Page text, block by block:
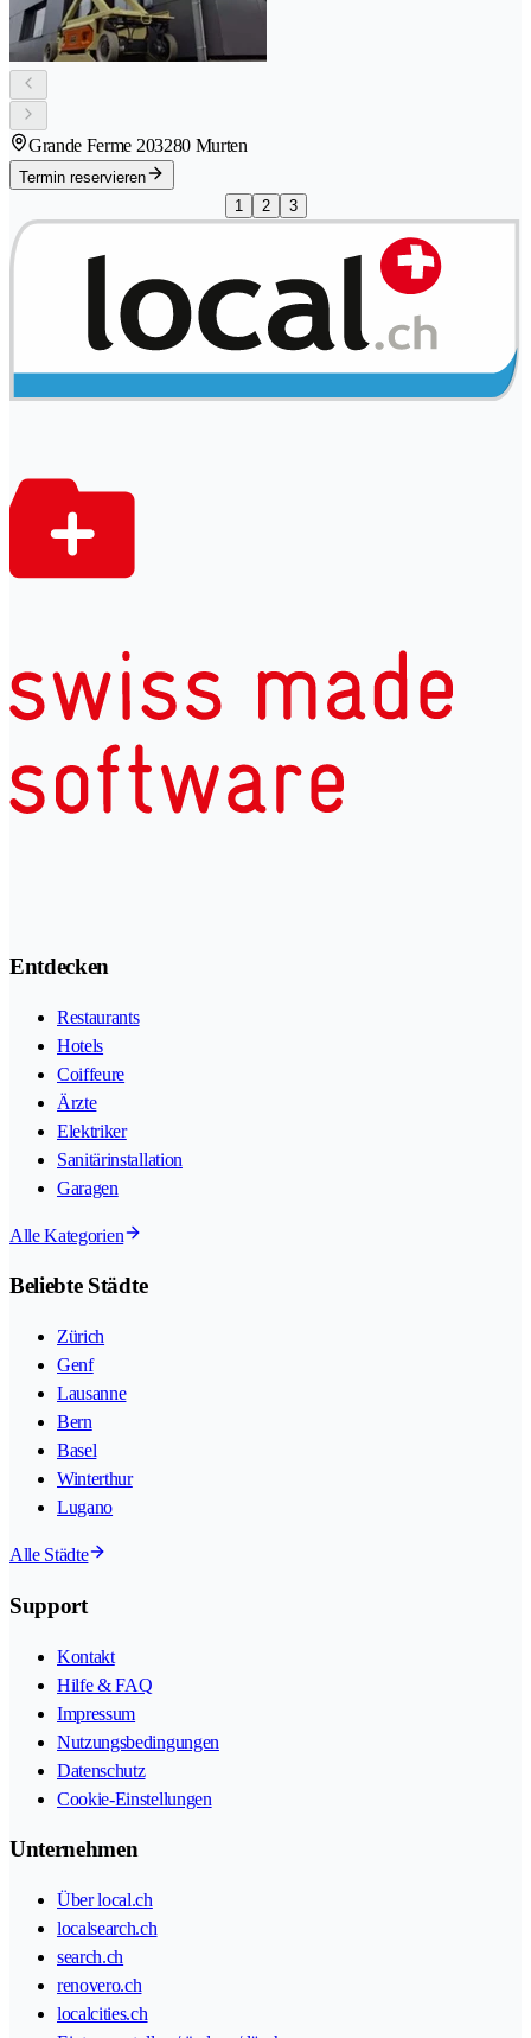
Grande Ferme 203280 Murten
Termin reservieren
1
2 3
Entdecken
Restaurants
Hotels
Coiffeure
Ärzte
Elektriker
Sanitärinstallation
Garagen
Alle Kategorien
Beliebte Städte
Zürich
Genf
Lausanne
Bern
Basel
Winterthur
Lugano
Alle Städte
Support
Kontakt
Hilfe & FAQ
Impressum
Nutzungsbedingungen
Datenschutz
Cookie-Einstellungen
Unternehmen
Über local.ch
localsearch.ch
search.ch
renovero.ch
localcities.ch